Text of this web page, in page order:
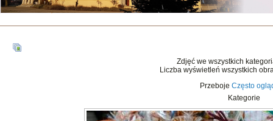
Zdjęć we wszystkich
Liczba wyświetleń wszystkich
PrzebojeCzęsto
Kategorie